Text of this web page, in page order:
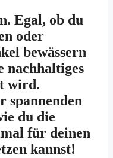
Egal, ob du
oder
bewässern
nachhaltiges
wird.
spannenden
du die
für deinen
kannst!